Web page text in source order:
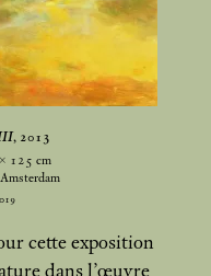
, 2013
125 cm
cette exposition